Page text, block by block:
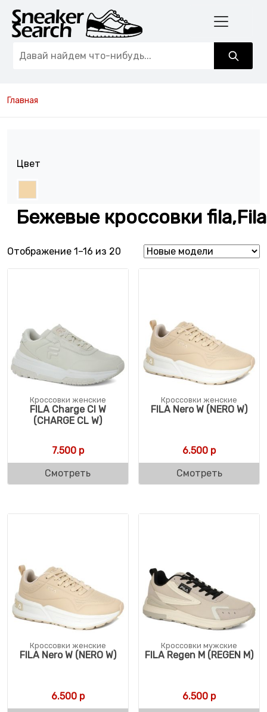
Главная
Бежевые кроссовки fila,Fila
Отображение 1–16 из 20 Сортировка: самые недавние
Кроссовки женские
FILA Charge Cl W
(CHARGE CL W)
7.500р
Смотреть
Кроссовки женские
FILA Nero W (NERO W)
6.500 р
Смотреть
Кроссовки женские
FILA Nero W (NERO W)
6.500р
Кроссовки мужские
FILA Regen M (REGEN M)
6.500 р
Цвет